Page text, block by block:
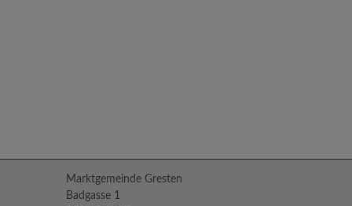
Marktgemeinde Gresten
Badgasse 1